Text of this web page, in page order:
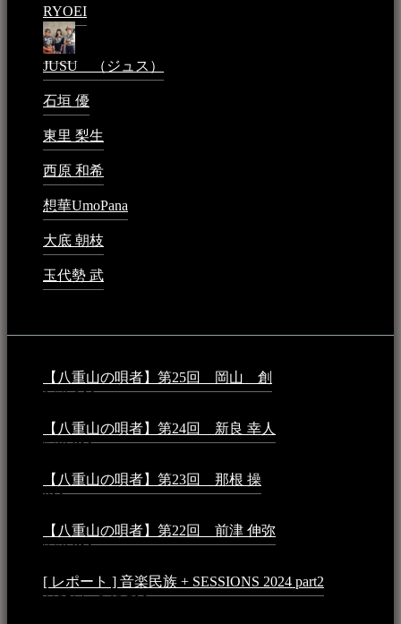
RYOEI
JUSU （ジュス）
石垣 優
東里 梨生
西原 和希
想華UmoPana
大底 朝枝
玉代勢 武
【八重山の唄者】第25回 岡山 創
1:50 AM
【八重山の唄者】第24回 新良 幸人
5:29 PM
【八重山の唄者】第23回 那根 操
PM
【八重山の唄者】第22回 前津 伸弥
7:50 PM
[ レポート ] 音楽民族 + SESSIONS 2024 part2
月25日 - 9:13 PM